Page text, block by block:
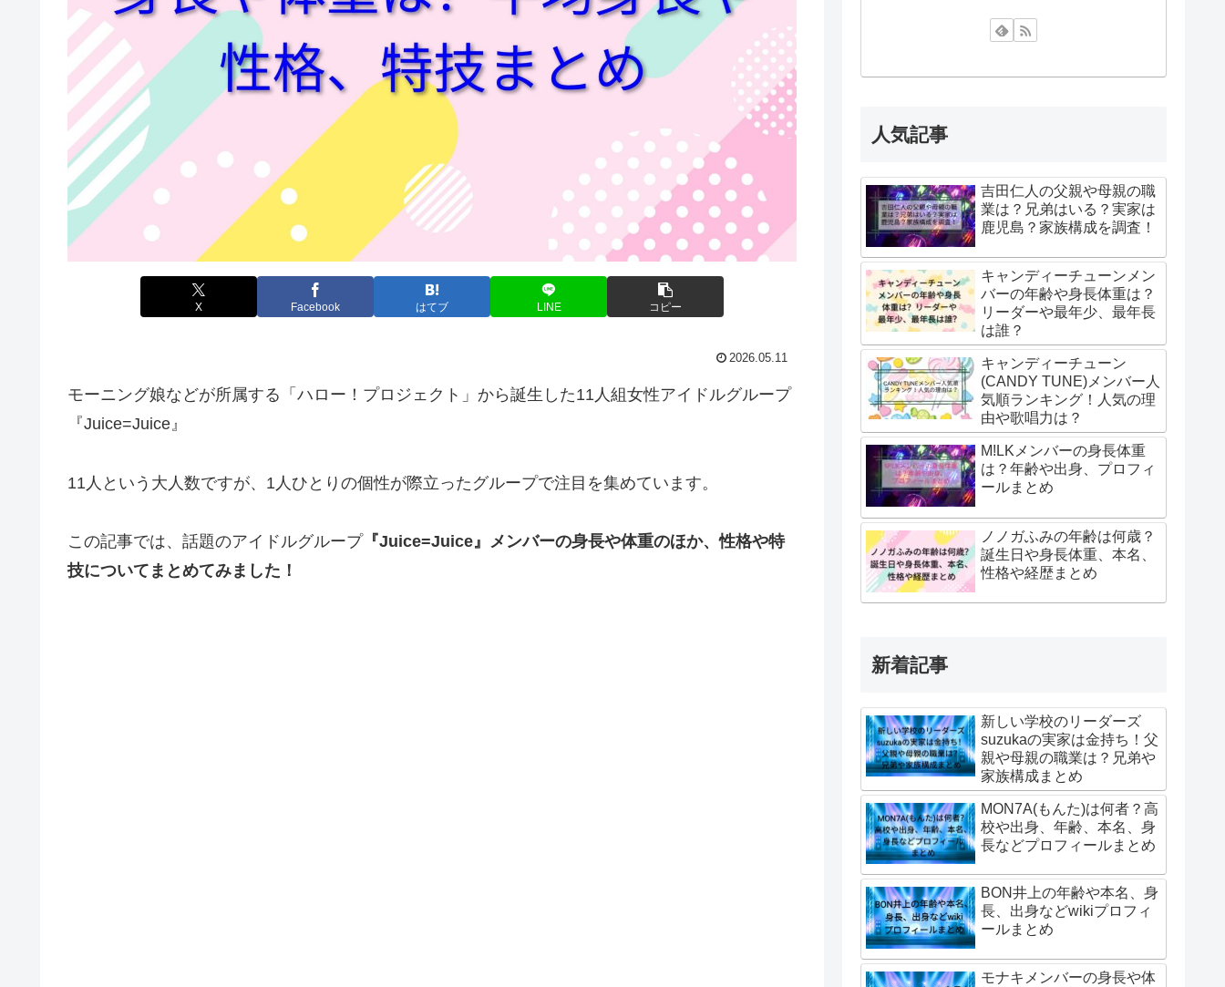
X Facebook はてブ LINE コピー
2026.05.11
モーニング娘などが所属する「ハロー！プロジェクト」から誕生した11人組女性アイドルグループ
『Juice=Juice』
11人という大人数ですが、1人ひとりの個性が際立ったグループで注目を集めています。
この記事では、話題のアイドルグループ『Juice=Juice』メンバーの身長や体重のほか、性格や特
技についてまとめてみました！
人気記事
吉田仁人の父親や母親の職
業は？兄弟はいる？実家は
鹿児島？家族構成を調査！
キャンディーチューンメン
バーの年齢や身長体重は？
リーダーや最年少、最年長
は誰？
キャンディーチューン
(CANDY TUNE)メンバー人
気順ランキング！人気の理
由や歌唱力は？
M!LKメンバーの身長体重
は？年齢や出身、プロフィ
ールまとめ
ノノガふみの年齢は何歳？
誕生日や身長体重、本名、
性格や経歴まとめ
新着記事
新しい学校のリーダーズ
suzukaの実家は金持ち！父
親や母親の職業は？兄弟や
家族構成まとめ
MON7A(もんた)は何者？高
校や出身、年齢、本名、身
長などプロフィールまとめ
BON井上の年齢や本名、身
長、出身などwikiプロフィ
ールまとめ
モナキメンバーの身長や体